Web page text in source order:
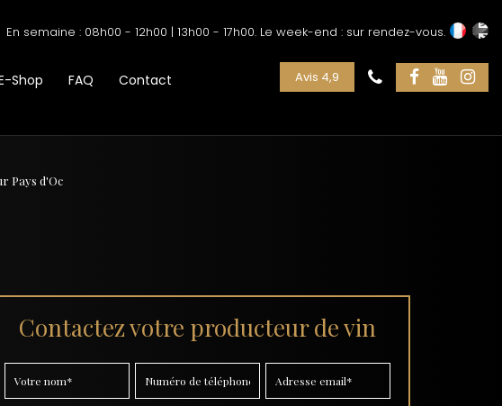
En semaine : 08h00 - 12h00 | 13h00 - 17h00. Le week-end : sur rendez-vous.
Shop FAQ Contact Avis 4,9
Pays d'Oc
Contactez votre producteur de vin